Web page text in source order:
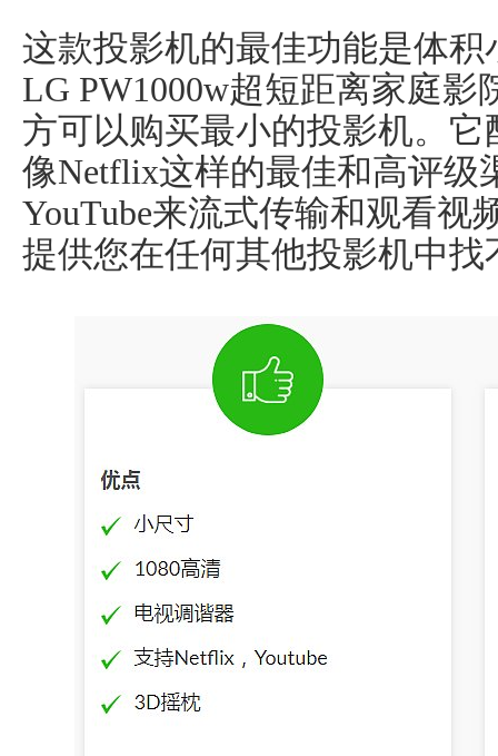
这款投影机的最佳功能是体
LG PW1000w超短距离家庭
方可以购买最小的投影机。
像Netflix这样的最佳和高评级
YouTube来流式传输和观看视
提供您在任何其他投影机中